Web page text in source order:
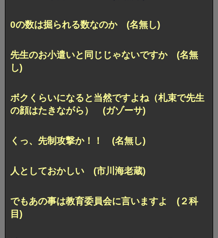
0の数は掘られる数なのか (名無し)
先生のお小遣いと同じじゃないですか (名無
し)
ボクくらいになると当然ですよね（札束で先生
の顔はたきながら） (ガゾーサ)
くっ、先制攻撃か！！ (名無し)
人としておかしい (市川海老蔵)
でもあの事は教育委員会に言いますよ (２科
目)